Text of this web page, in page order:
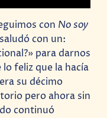
con No soy
con un:
para darnos
feliz que la hacía
su décimo
pero ahora sin
continuó